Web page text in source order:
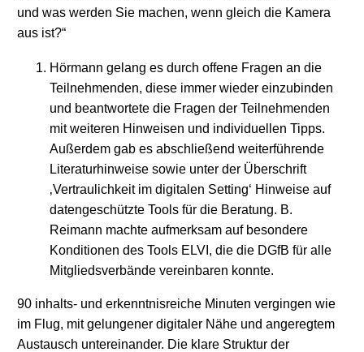
und was werden Sie machen, wenn gleich die Kamera
aus ist?“
Hörmann gelang es durch offene Fragen an die
Teilnehmenden, diese immer wieder einzubinden
und beantwortete die Fragen der Teilnehmenden
mit weiteren Hinweisen und individuellen Tipps.
Außerdem gab es abschließend weiterführende
Literaturhinweise sowie unter der Überschrift
‚Vertraulichkeit im digitalen Setting‘ Hinweise auf
datengeschützte Tools für die Beratung. B.
Reimann machte aufmerksam auf besondere
Konditionen des Tools ELVI, die die DGfB für alle
Mitgliedsverbände vereinbaren konnte.
90 inhalts- und erkenntnisreiche Minuten vergingen wie
im Flug, mit gelungener digitaler Nähe und angeregtem
Austausch untereinander. Die klare Struktur der